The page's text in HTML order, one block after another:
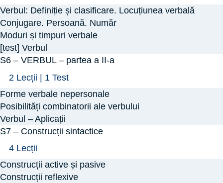
–
VERBUL
–
partea
I
Verbul: Definiție și clasificare. Locuțiunea verbală
Conjugare. Persoană. Număr
Moduri și timpuri verbale
[test] Verbul
S6 – VERBUL – partea a II-a
Arată
S6
–
VERBUL
–
partea
a
II-
a
2 Lecții | 1 Test
Forme verbale nepersonale
Posibilități combinatorii ale verbului
Verbul – Aplicații
S7 – Construcții sintactice
Arată
S7
–
Construcții
4 Lecții
Construcții active și pasive
Construcții reflexive